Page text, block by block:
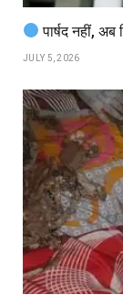
पार्षद नहीं,
JULY 5, 2026